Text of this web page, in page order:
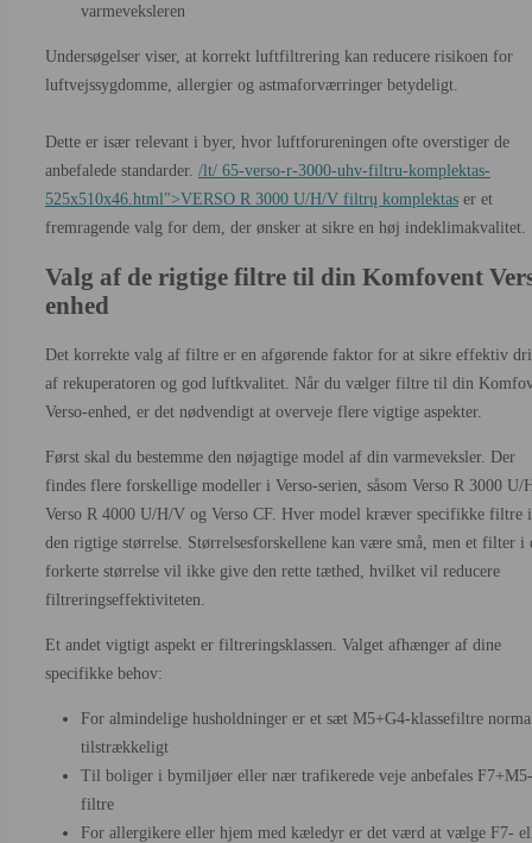
varmeveksleren
Undersøgelser viser, at korrekt luftfiltrering kan reducere risikoen for
luftvejssygdomme, allergier og astmaforværringer betydeligt.
Dette er især relevant i byer, hvor luftforureningen ofte overstiger de
anbefalede standarder. /lt/ 65-verso-r-3000-uhv-filtru-komplektas-
525x510x46.html">VERSO R 3000 U/H/V filtrų komplektas er et
fremragende valg for dem, der ønsker at sikre en høj indeklimakvalitet.
Valg af de rigtige filtre til din Komfovent
enhed
Det korrekte valg af filtre er en afgørende faktor for at sikre effektiv
af rekuperatoren og god luftkvalitet. Når du vælger filtre til din
Verso-enhed, er det nødvendigt at overveje flere vigtige aspekter.
Først skal du bestemme den nøjagtige model af din varmeveksler. Der
findes flere forskellige modeller i Verso-serien, såsom Verso R 3000 U/
Verso R 4000 U/H/V og Verso CF. Hver model kræver specifikke filtre i
den rigtige størrelse. Størrelsesforskellene kan være små, men et filter i
forkerte størrelse vil ikke give den rette tæthed, hvilket vil reducere
filtreringseffektiviteten.
Et andet vigtigt aspekt er filtreringsklassen. Valget afhænger af dine
specifikke behov:
For almindelige husholdninger er et sæt M5+G4-klassefiltre
tilstrækkeligt
Til boliger i bymiljøer eller nær trafikerede veje anbefales F7+M5-
filtre
For allergikere eller hjem med kæledyr er det værd at vælge F7-